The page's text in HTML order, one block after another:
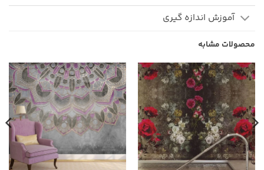
آموزش اندازه گیری
محصولات مشابه